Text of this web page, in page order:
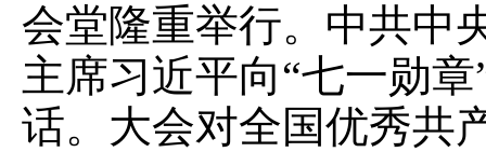
会堂隆重举行。中共中
主席习近平向“七一勋
话。大会对全国优秀共